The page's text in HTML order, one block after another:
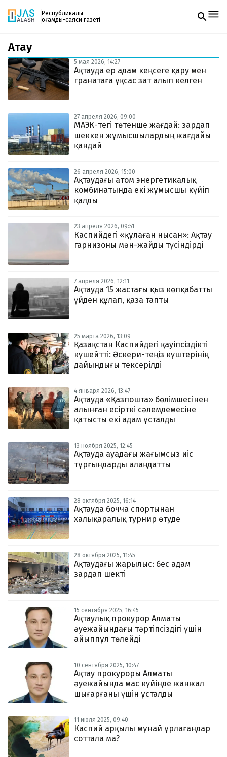
Республикалық
қоғамдық-саяси газеті
Жаңалықтар
Спорт
Live
Руханият
Аймақ
Архив
Заң және тәртіп
Редакциямен байланыс
+7 708 604 51 06
Жарнама бөлімі
Пошта
zhasalash100@gmail.com
Газетке жазылу
PDF форматтағы газетті ай сайын электронды
поштаңызға алып отырыңыз. Жаңа нөмір
шыққан сәтте сізге бірден жіберіледі. Тек email
Ақтау
5 мая 2026, 14:27
Ақтауда ер адам кеңсеге қару мен
гранатаға ұқсас зат алып келген
27 апреля 2026, 09:00
МАЭК-тегі төтенше жағдай: зардап
шеккен жұмысшылардың жағдайы
қандай
26 апреля 2026, 15:00
Ақтаудағы атом энергетикалық
комбинатында екі жұмысшы күйіп
қалды
23 апреля 2026, 09:51
Каспийдегі «құлаған нысан»: Ақтау
гарнизоны мән-жайды түсіндірді
7 апреля 2026, 12:11
Ақтауда 15 жастағы қыз көпқабатты
үйден құлап, қаза тапты
25 марта 2026, 13:09
Қазақстан Каспийдегі қауіпсіздікті
күшейтті: Әскери-теңіз күштерінің
дайындығы тексерілді
4 января 2026, 13:47
Ақтауда «Қазпошта» бөлімшесінен
алынған есірткі сәлемдемесіне
қатысты екі адам ұсталды
13 ноября 2025, 12:45
Ақтауда ауадағы жағымсыз иіс
тұрғындарды алаңдатты
28 октября 2025, 16:14
Ақтауда бочча спортынан
халықаралық турнир өтуде
28 октября 2025, 11:45
Ақтаудағы жарылыс: бес адам
зардап шекті
15 сентября 2025, 16:45
Ақтаулық прокурор Алматы
әуежайындағы тәртіпсіздігі үшін
айыппұл төлейді
10 сентября 2025, 10:47
Ақтау прокуроры Алматы
әуежайында мас күйінде жанжал
шығарғаны үшін ұсталды
11 июля 2025, 09:40
Каспий арқылы мұнай ұрлағандар
соттала ма?